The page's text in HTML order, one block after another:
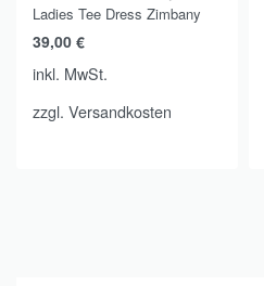
Ladies Tee Dress Zimbany
39,00 €
inkl. MwSt.
zzgl. Versandkosten